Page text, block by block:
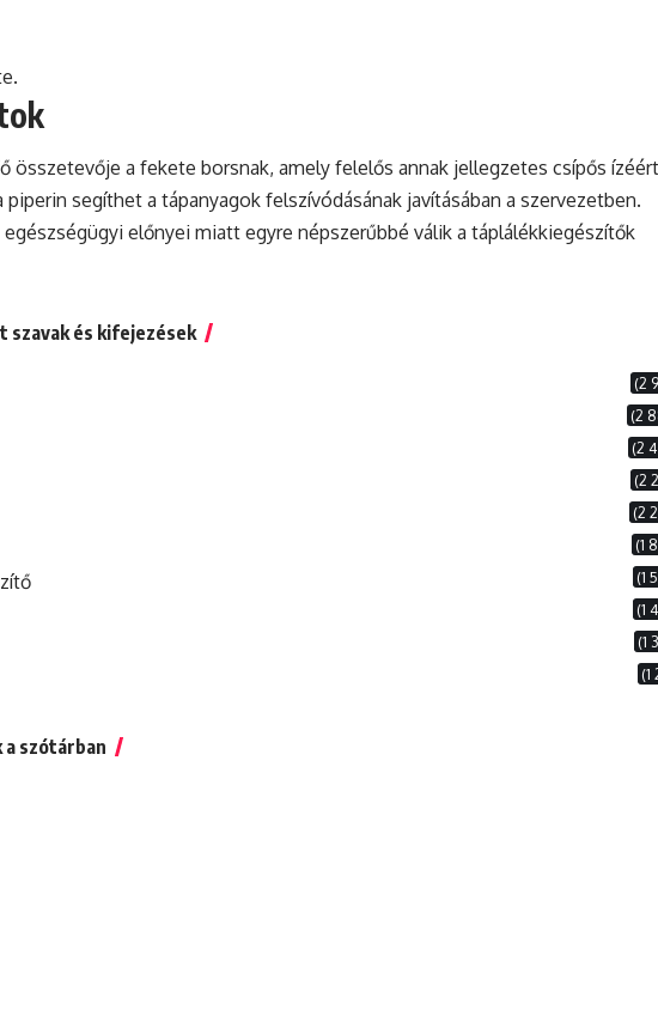
összetevője a fekete borsnak, amely felelős annak jellegzetes csípős
segíthet a tápanyagok felszívódásának javításában a szervezetben.
előnyei miatt egyre népszerűbbé válik a táplálékkiegészítők
és kifejezések
(2
(2
(2
(2
(2
(1
(1
(1
(1
(1
szótárban